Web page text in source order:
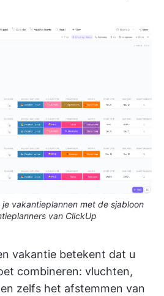
vakantieplannen met de sjabloon
van ClickUp
vakantie betekent dat u
combineren: vluchten,
zelfs het afstemmen van